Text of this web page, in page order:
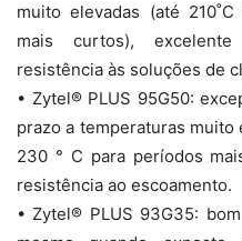
muito elevadas (até
mais curtos),
resistência às soluções de
• Zytel® PLUS 95G50:
prazo a temperaturas muito
230 ° C para períodos
resistência ao escoamento.
• Zytel® PLUS 93G35: